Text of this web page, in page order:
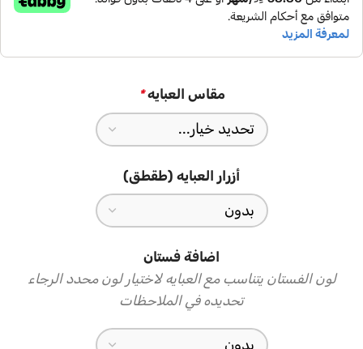
وتكمل الإطلالة بأناقة هادئة، ارتديها في المناسبات وكل يوم يستحق
مقاس العبايه*
أزرار العبايه (طقطق)
اضافة فستان
لون الفستان يتناسب مع العبايه لاختيار لون محدد الرجاء
تحديده في الملاحظات